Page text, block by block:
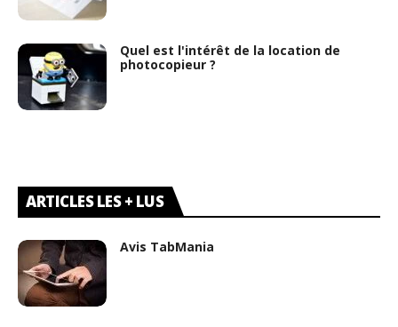
Quel est l'intérêt de la location de
photocopieur ?
ARTICLES LES + LUS
Avis TabMania